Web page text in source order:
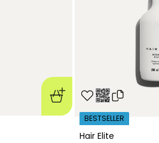
Hair Elite
BESTSELLER